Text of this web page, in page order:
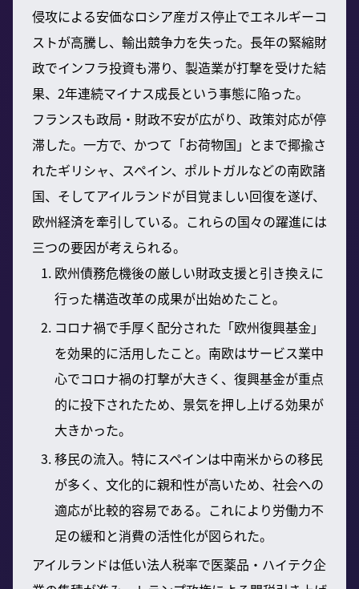
侵攻による安価なロシア産ガス停止でエネルギーコ
ストが高騰し、輸出競争力を失った。長年の緊縮財
政でインフラ投資も滞り、製造業が打撃を受けた結
果、2年連続マイナス成長という事態に陥った。
フランスも政局・財政不安が広がり、政策対応が停
滞した。一方で、かつて「お荷物国」とまで揶揄さ
れたギリシャ、スペイン、ポルトガルなどの南欧諸
国、そしてアイルランドが目覚ましい回復を遂げ、
欧州経済を牽引している。これらの国々の躍進には
三つの要因が考えられる。
欧州債務危機後の厳しい財政支援と引き換えに
行った構造改革の成果が出始めたこと。
コロナ禍で手厚く配分された「欧州復興基金」
を効果的に活用したこと。南欧はサービス業中
心でコロナ禍の打撃が大きく、復興基金が重点
的に投下されたため、景気を押し上げる効果が
大きかった。
移民の流入。特にスペインは中南米からの移民
が多く、文化的に親和性が高いため、社会への
適応が比較的容易である。これにより労働力不
足の緩和と消費の活性化が図られた。
アイルランドは低い法人税率で医薬品・ハイテク企